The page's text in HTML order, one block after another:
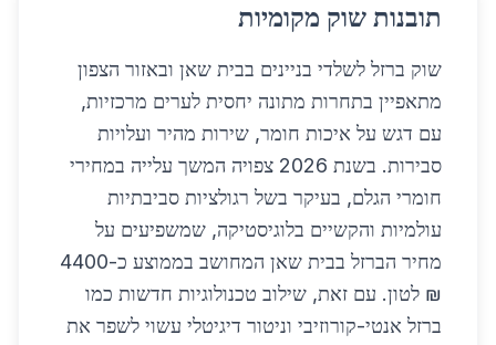
תובנות שוק מקומיות
שוק ברזל לשלדי בניינים בבית שאן ובאזור הצפון
מתאפיין בתחרות מתונה יחסית לערים מרכזיות,
עם דגש על איכות חומר, שירות מהיר ועלויות
סבירות. בשנת 2026 צפויה המשך עלייה במחירי
חומרי הגלם, בעיקר בשל רגולציות סביבתיות
עולמיות והקשיים בלוגיסטיקה, שמשפיעים על
מחיר הברזל בבית שאן המחושב בממוצע כ-4400
₪ לטון. עם זאת, שילוב טכנולוגיות חדשות כמו
ברזל אנטי-קורוזיבי וניטור דיגיטלי עשוי לשפר את